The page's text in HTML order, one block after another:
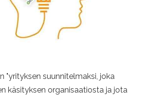
"yrityksen suunnitelmaksi, joka
käsityksen organisaatiosta ja jota